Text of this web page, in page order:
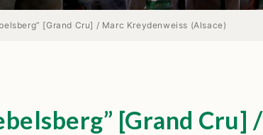
[Grand Cru] / Marc Kreydenweiss (Alsace)
[Grand Cru] /